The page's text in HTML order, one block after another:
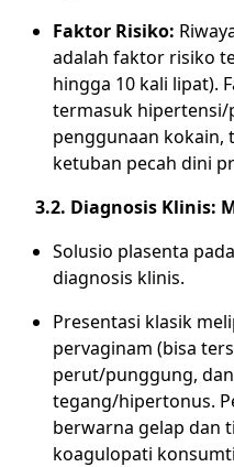
Faktor Risiko:
adalah faktor risiko
hingga 10 kali lipat).
termasuk hipertensi/
penggunaan kokain,
ketuban pecah dini
3.2. Diagnosis Klinis:
Solusio plasenta
diagnosis klinis.
Presentasi klasik
pervaginam (bisa
perut/punggung,
tegang/hipertonus.
berwarna gelap dan
koagulopati